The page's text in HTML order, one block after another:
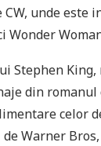
CW, unde este
Wonder
Stephen
din
celor
Warner